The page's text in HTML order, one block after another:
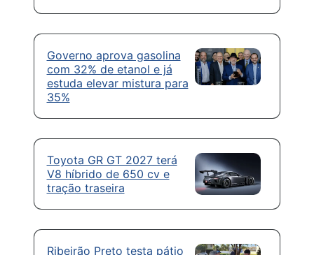
Governo aprova gasolina
com 32% de etanol e já
estuda elevar mistura para
35%
Toyota GR GT 2027 terá
V8 híbrido de 650 cv e
tração traseira
Ribeirão Preto testa pátio